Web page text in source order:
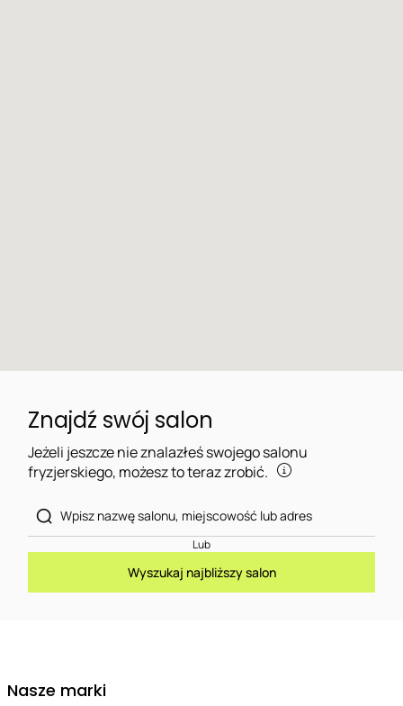
Znajdź swój salon
Jeżeli jeszcze nie znalazłeś swojego salonu
fryzjerskiego, możesz to teraz zrobić.
Lub
Wyszukaj najbliższy salon
Nasze marki